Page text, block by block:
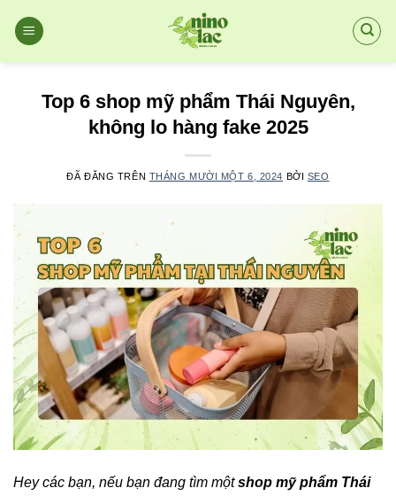
đến
Top 6 shop mỹ phẩm Thái Nguyên,
không lo hàng fake 2025
ĐÃ ĐĂNG TRÊN THÁNG MƯỜI MỘT 6, 2024 BỞI SEO
Hey các bạn, nếu bạn đang tìm mộtshop mỹ phẩm Thái